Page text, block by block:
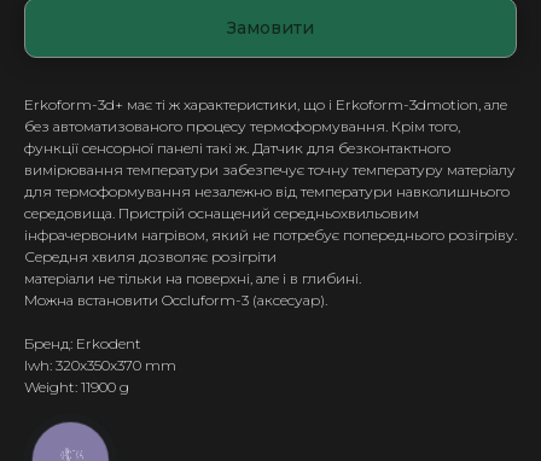
Замовити
Erkoform-3d+ має ті ж характеристики, що і Erkoform-3dmotion, але
без автоматизованого процесу термоформування. Крім того,
функції сенсорної панелі такі ж. Датчик для безконтактного
вимірювання температури забезпечує точну температуру матеріалу
для термоформування незалежно від температури навколишнього
середовища. Пристрій оснащений середньохвильовим
інфрачервоним нагрівом, який не потребує попереднього розігріву.
Середня хвиля дозволяє розігріти
матеріали не тільки на поверхні, але і в глибині.
Можна встановити Occluform-3 (аксесуар).
Бренд: Erkodent
lwh: 320x350x370 mm
Weight: 11900 g
КНОПКА